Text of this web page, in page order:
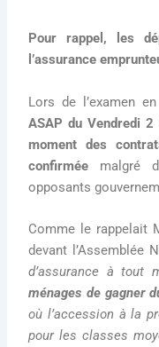
Pour rappel, les
l’assurance
Lors de l’examen
ASAP du Vendredi
moment des
confirmée malgré
opposants
Comme le rappelait
devant l’Assemblée
d’assurance à tout
ménages de gagner
où l’accession à la
pour les classes